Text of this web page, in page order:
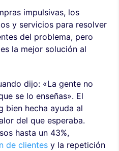
impulsivas, los
y servicios para resolver
del problema, pero
la mejor solución al
dijo: «La gente no
se lo enseñas». El
bien hecha ayuda al
del que esperaba.
hasta un 43%,
de clientes y la repetición